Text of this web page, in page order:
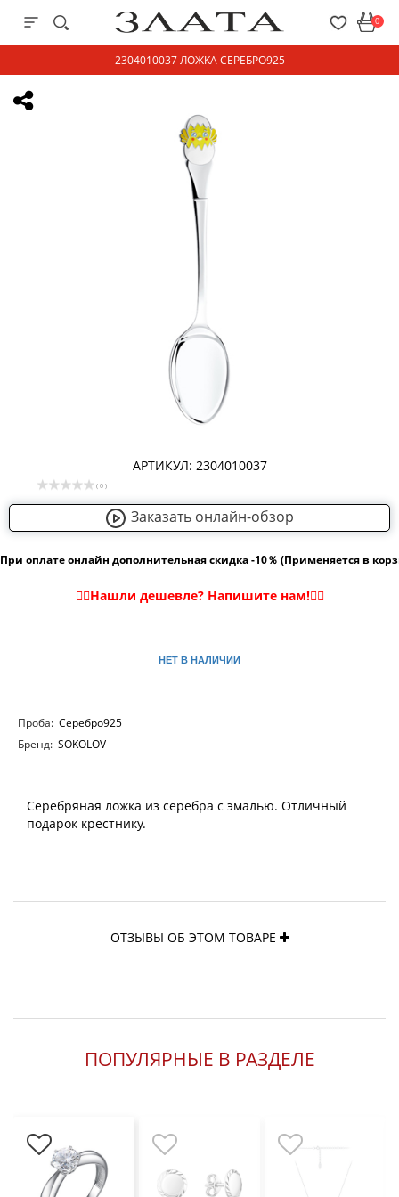
0
2304010037 ЛОЖКА СЕРЕБРО925
АРТИКУЛ: 2304010037
( 0 )
Заказать онлайн-обзор
При оплате онлайн дополнительная скидка -10％ (Применяется в
НЕТ В НАЛИЧИИ
Проба: Серебро925
Бренд: SOKOLOV
Серебряная ложка из серебра с эмалью. Отличный
подарок крестнику.
ОТЗЫВЫ ОБ ЭТОМ ТОВАРЕ
ПОПУЛЯРНЫЕ В РАЗДЕЛЕ